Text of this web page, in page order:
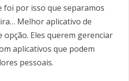
foi por isso que separamos
Melhor aplicativo de
Eles querem gerenciar
aplicativos que podem
pessoais.